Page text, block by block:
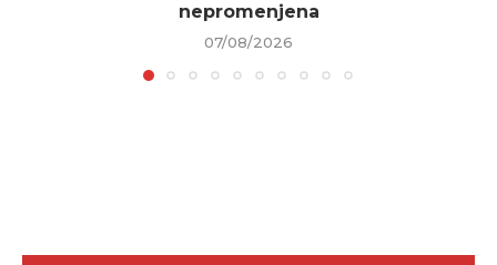
nepromenjena
07/08/2026